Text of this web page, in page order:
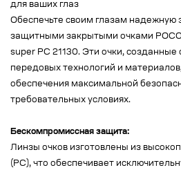
для ваших глаз
Обеспечьте своим глазам надежную
защитными закрытыми очками
super PC 21130. Эти очки, созданные
передовых технологий и
обеспечения максимальной
требовательных условиях.
Бескомпромиссная защита:
Линзы очков изготовлены из
(PC), что обеспечивает